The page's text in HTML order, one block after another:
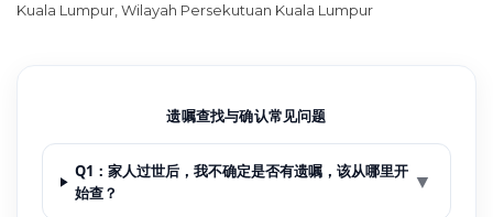
Kuala Lumpur, Wilayah Persekutuan Kuala Lumpur
遗嘱查找与确认常见问题
Q1：家人过世后，我不确定是否有遗嘱，该从哪里开
始查？
▼